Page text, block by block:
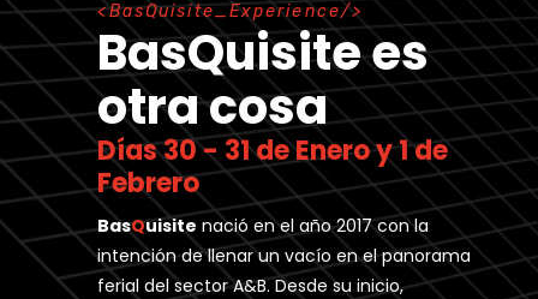
BasQuisite_Experience
BasQuisite es
otra cosa
Días 30 - 31 de Enero y 1 de
Febrero
BasQuisite nació en el año 2017 con la
intención de llenar un vacío en el panorama
ferial del sector A&B. Desde su inicio,